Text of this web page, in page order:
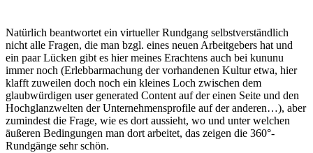
Natürlich beantwortet ein virtueller Rundgang selbstverständlich
nicht alle Fragen, die man bzgl. eines neuen Arbeitgebers hat und
ein paar Lücken gibt es hier meines Erachtens auch bei kununu
immer noch (Erlebbarmachung der vorhandenen Kultur etwa, hier
klafft zuweilen doch noch ein kleines Loch zwischen dem
glaubwürdigen user generated Content auf der einen Seite und den
Hochglanzwelten der Unternehmensprofile auf der anderen…), aber
zumindest die Frage, wie es dort aussieht, wo und unter welchen
äußeren Bedingungen man dort arbeitet, das zeigen die 360°-
Rundgänge sehr schön.